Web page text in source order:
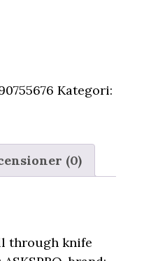
Kategori:
(0)
through knife